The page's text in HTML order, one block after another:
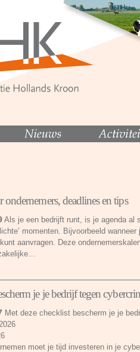
deadlines en tips
Als je een bedrijft runt, is je agenda al
momenten. Bijvoorbeeld
aanvragen. Deze
je je bedrijf tegen
Met deze checklist bescherm je je
moet je tijd investeren in je